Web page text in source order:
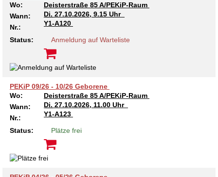
Kindertagesstätte Wiehbergstraße
Hör- und Sprachheilkindergarten Ratswiese
Kindertagesstätte Schneiderberg
Familienzentrum
Kindertagesstätte Sylter Weg
Kindertagesstätte Tresckowstraße
Kindertagesstätte Voltmerstraße
Wo:
Deisterstraße 85 A/PEKiP-Raum
Wann:
Di. 27.10.2026, 9.15 Uhr
Nr.:
Y1-A120
Status: Anmeldung auf Warteliste
PEKiP 09/26 - 10/26 Geborene
Wo:
Deisterstraße 85 A/PEKiP-Raum
Wann:
Di. 27.10.2026, 11.00 Uhr
Nr.:
Y1-A123
Status: Plätze frei